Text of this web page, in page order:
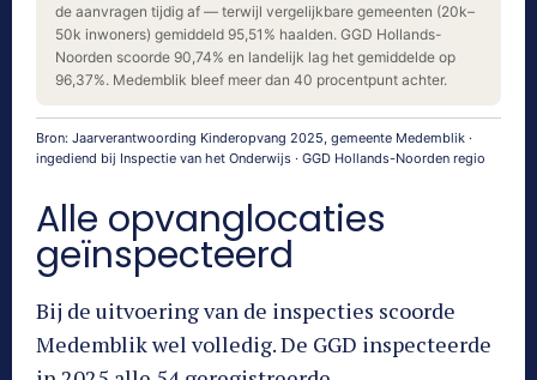
de aanvragen tijdig af — terwijl vergelijkbare gemeenten (20k–
50k inwoners) gemiddeld 95,51% haalden. GGD Hollands-
Noorden scoorde 90,74% en landelijk lag het gemiddelde op
96,37%. Medemblik bleef meer dan 40 procentpunt achter.
Bron: Jaarverantwoording Kinderopvang 2025, gemeente Medemblik ·
ingediend bij Inspectie van het Onderwijs · GGD Hollands-Noorden regio
Alle opvanglocaties
geïnspecteerd
Bij de uitvoering van de inspecties scoorde
Medemblik wel volledig. De GGD inspecteerde